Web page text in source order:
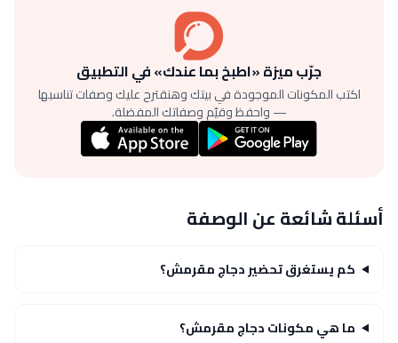
جرّب ميزة «اطبخ بما عندك» في التطبيق
اكتب المكونات الموجودة في بيتك وهنقترح عليك وصفات تناسبها
— واحفظ وقيّم وصفاتك المفضلة.
أسئلة شائعة عن الوصفة
كم يستغرق تحضير دجاج مقرمش؟
ما هي مكونات دجاج مقرمش؟